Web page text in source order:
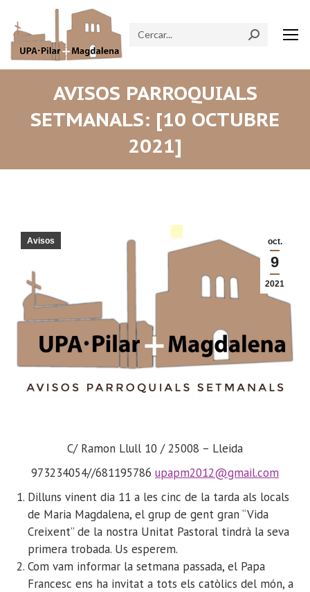
Search:
AVISOS PARROQUIALS
SETMANALS: [10 OCTUBRE
2021]
oct.
9
2021
Avisos
C/ Ramon Llull 10 /25008 – Lleida
973234054//681195786 upapm2012@gmail.com
Dilluns vinent dia 11 a les cinc de la tarda als locals
de Maria Magdalena, el grup de gent gran “Vida
Creixent” de la nostra Unitat Pastoral tindrà la seva
primera trobada. Us esperem.
Com vam informar la setmana passada, el Papa
Francesc ens ha invitat a tots els catòlics del món, a